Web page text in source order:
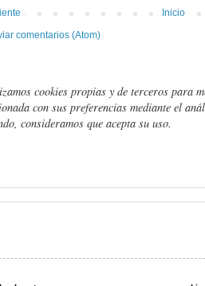
Inicio
comentarios (Atom)
cookies propias y de terceros para
con sus preferencias mediante el
consideramos que acepta su uso.